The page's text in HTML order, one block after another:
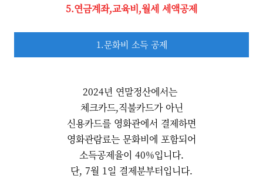
5.연금계좌,교육비,월세 세액공제
1.문화비 소득 공제
2024년 연말정산에서는
체크카드,직불카드가 아닌
신용카드를 영화관에서 결제하면
영화관람료는 문화비에 포함되어
소득공제율이 40%입니다.
단, 7월 1일 결제분부터입니다.